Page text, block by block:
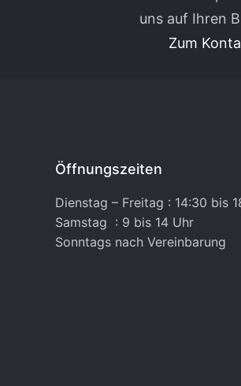
uns auf Ihren
Zum
Öffnungszeiten
Dienstag – Freitag : 14:30 bis
Samstag : 9 bis 14 Uhr
Sonntags nach Vereinbarung